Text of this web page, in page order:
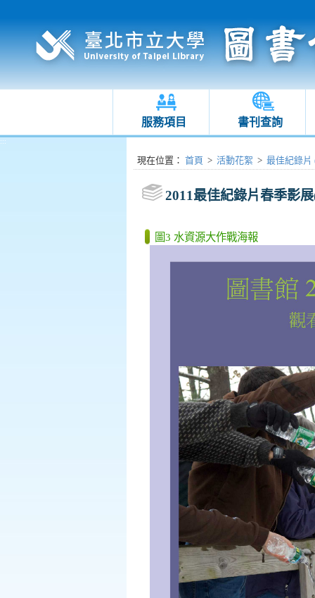
服務項目 書刊查詢
:::
:::現在位置 ： 首頁 > 活動花絮 > 最佳紀錄片
2011最佳紀錄片春季影
圖3 水資源大作戰海報